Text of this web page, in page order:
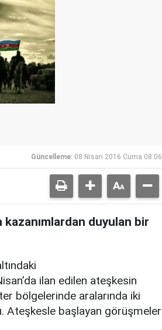
Güncelleme: 08 Nisan 2016 Cuma 08:06
duyulan bir
ilan edilen ateşkesin
bölgelerinde aralarında iki
Ateşkesle başlayan görüşmeler